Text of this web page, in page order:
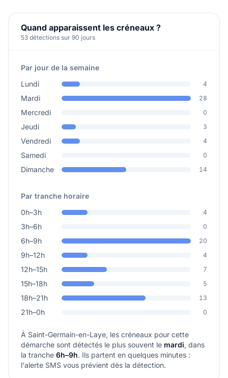
Quand apparaissent les créneaux ?
53 détections sur 90 jours
Par jour de la semaine
Lundi
4
Mardi 28
Mercredi 0
Jeudi 3
Vendredi 4
Samedi 0
Dimanche 14
Par tranche horaire
0h–3h
4
3h–6h 0
6h–9h 20
9h–12h 4
12h–15h 7
15h–18h 5
18h–21h 13
21h–0h 0
À Saint-Germain-en-Laye, les créneaux pour cette
démarche sont détectés le plus souvent le mardi, dans
la tranche 6h–9h. Ils partent en quelques minutes :
l'alerte SMS vous prévient dès la détection.